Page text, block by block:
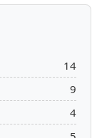
14
9
4